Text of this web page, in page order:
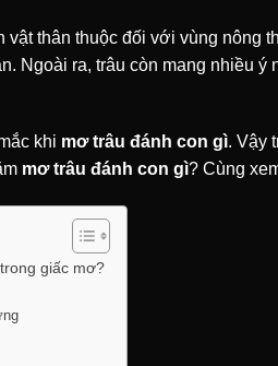
vật thân thuộc đối với vùng nông
Ngoài ra, trâu còn mang nhiều
khi mơ trâu đánh con gì. Vậy
mơ trâu đánh con gì? Cùng
giấc mơ?